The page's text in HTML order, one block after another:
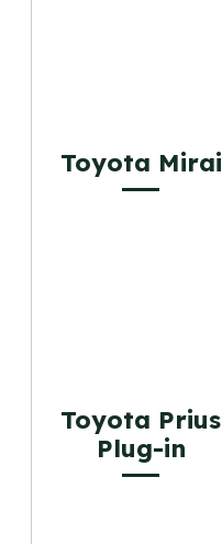
Toyota Mirai
Toyota Prius
Plug-in